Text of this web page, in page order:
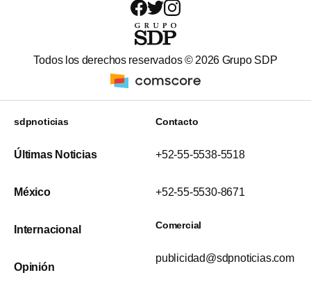
Todos los derechos reservados © 2026 Grupo SDP
sdpnoticias
Últimas Noticias
México
Internacional
Opinión
Contacto
+52-55-5538-5518
+52-55-5530-8671
Comercial
publicidad@sdpnoticias.com